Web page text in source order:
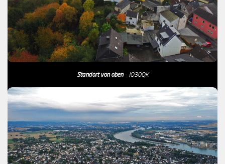
Standort von oben- JO30QK